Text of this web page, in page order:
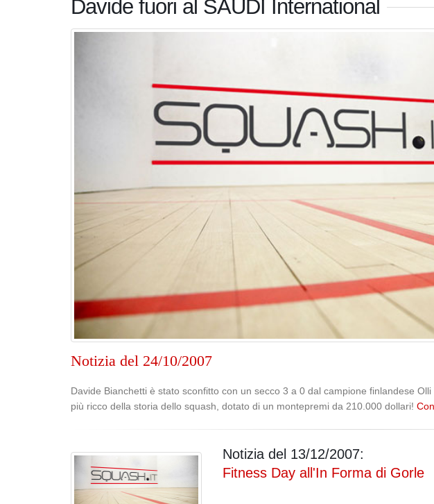
Davide fuori al SAUDI International
Notizia del 24/10/2007
Davide Bianchetti è stato sconfitto con un secco 3 a 0 dal campione finlandese
più ricco della storia dello squash, dotato di un montepremi da 210.000 dollari!
Notizia del 13/12/2007:
Fitness Day all'In Forma di Gorle